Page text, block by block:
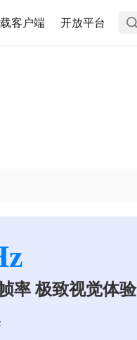
客户端 开放平台
率 极致视觉体验